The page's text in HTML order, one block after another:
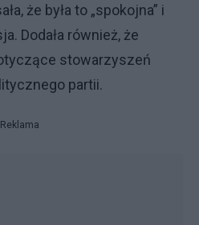
że była to „spokojna” i
Dodała również, że
stowarzyszeń
partii.
Reklama